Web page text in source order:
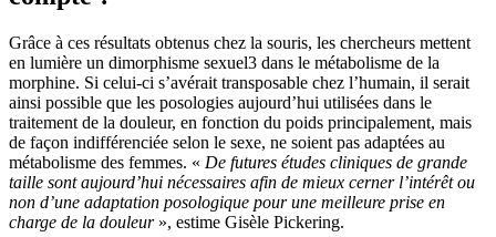
Grâce à ces résultats obtenus chez la souris, les chercheurs mettent
en lumière un dimorphisme sexuel3 dans le métabolisme de la
morphine. Si celui-ci s’avérait transposable chez l’humain, il serait
ainsi possible que les posologies aujourd’hui utilisées dans le
traitement de la douleur, en fonction du poids principalement, mais
de façon indifférenciée selon le sexe, ne soient pas adaptées au
métabolisme des femmes. « De futures études cliniques de grande
taille sont aujourd’hui nécessaires afin de mieux cerner l’intérêt ou
non d’une adaptation posologique pour une meilleure prise en
charge de la douleur », estime Gisèle Pickering.